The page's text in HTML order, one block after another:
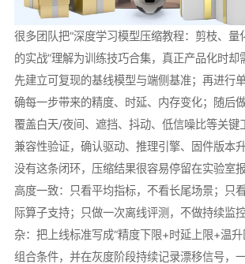
很多团队把“深度学习模型压缩教程：剪枝、量
的实战”理解为训练技巧合集，真正产品化时却
先建立可复现的基线模型与端侧基准；再进行
确每一步带来的精度、时延、内存变化；随后
覆盖白天/夜间、遮挡、抖动、低信噪比等关键
兼容性验证，确认驱动、推理引擎、固件版本
没有这条闭环，压缩结果很容易停留在实验室
高度一致：只看平均指标，不看长尾场景；只
际算子支持；只做一次离线评测，不做持续监
杂：把上线标准写成“精度下限+时延上限+温
组合条件，并在灰度阶段持续记录漂移信号，